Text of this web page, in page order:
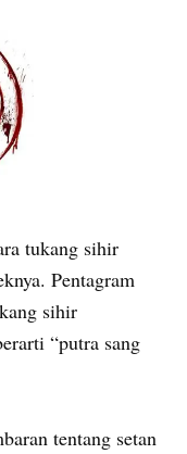
tukang sihir
Pentagram
sihir
“putra sang
tentang setan